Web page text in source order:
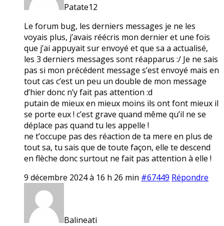
Patate12
Le forum bug, les derniers messages je ne les
voyais plus, j’avais réécris mon dernier et une fois
que j’ai appuyait sur envoyé et que sa a actualisé,
les 3 derniers messages sont réapparus :/ Je ne sais
pas si mon précédent message s’est envoyé mais en
tout cas c’est un peu un double de mon message
d’hier donc n’y fait pas attention :d
putain de mieux en mieux moins ils ont font mieux il
se porte eux ! c’est grave quand même qu’il ne se
déplace pas quand tu les appelle !
ne t’occupe pas des réaction de ta mere en plus de
tout sa, tu sais que de toute façon, elle te descend
en flèche donc surtout ne fait pas attention à elle !
9 décembre 2024 à 16 h 26 min #67449 Répondre
Balineati